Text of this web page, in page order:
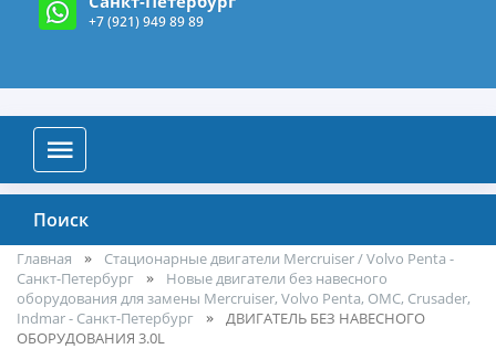
+7 (921) 949 89 89
Поиск
Главная
Стационарные двигатели Mercruiser / Volvo Penta -
Санкт-Петербург
Новые двигатели без навесного
оборудования для замены Mercruiser, Volvo Penta, OMC, Crusader,
Indmar - Санкт-Петербург
ДВИГАТЕЛЬ БЕЗ НАВЕСНОГО
ОБОРУДОВАНИЯ 3.0L